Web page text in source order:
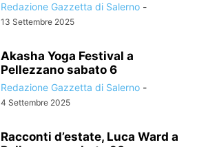
Redazione Gazzetta di Salerno -
13 Settembre 2025
Akasha Yoga Festival a
Pellezzano sabato 6
Redazione Gazzetta di Salerno -
4 Settembre 2025
Racconti d’estate, Luca Ward a